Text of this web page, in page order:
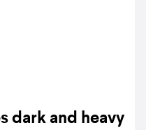
dark and heavy